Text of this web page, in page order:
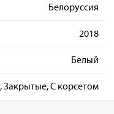
Белоруссия
2018
Белый
Закрытые, С корсетом